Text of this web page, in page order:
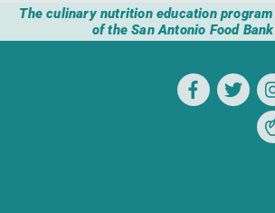
The culinary nutrition education program
of the San Antonio Food Bank